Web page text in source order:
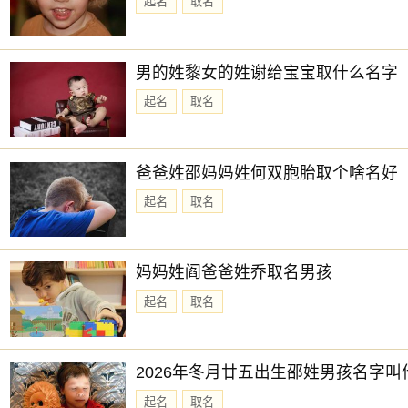
男的姓黎女的姓谢给宝宝取什么名字
起名 取名
爸爸姓邵妈妈姓何双胞胎取个啥名好
起名 取名
妈妈姓阎爸爸姓乔取名男孩
起名 取名
2026年冬月廿五出生邵姓男孩名字叫
起名 取名